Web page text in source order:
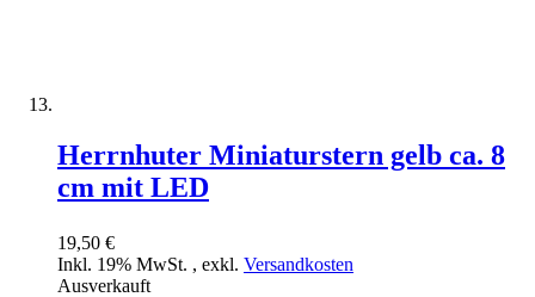
Herrnhuter Miniaturstern gelb ca. 8
cm mit LED
19,50 €
Inkl. 19% MwSt. , exkl. Versandkosten
Ausverkauft